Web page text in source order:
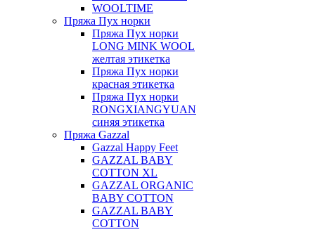
WOOLTIME
Пряжа Пух норки
Пряжа Пух норки
LONG MINK WOOL
желтая этикетка
Пряжа Пух норки
красная этикетка
Пряжа Пух норки
RONGXIANGYUAN
синяя этикетка
Пряжа Gazzal
Gazzal Happy Feet
GAZZAL BABY
COTTON XL
GAZZAL ORGANIC
BABY COTTON
GAZZAL BABY
COTTON